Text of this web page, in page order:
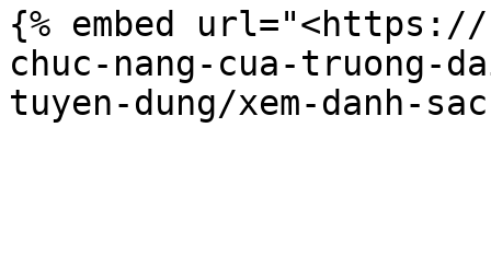
{% embed
chuc-nang-cua-truong-